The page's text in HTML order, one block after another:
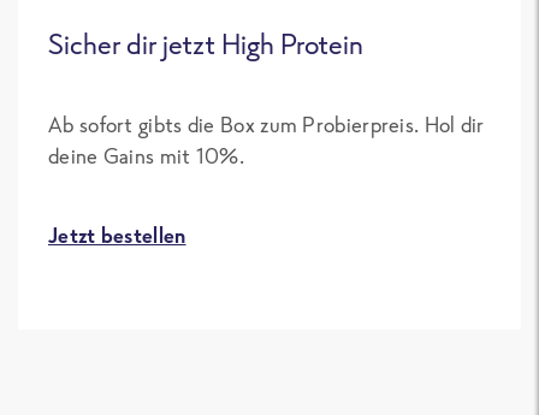
Sicher dir jetzt High Protein
Ab sofort gibts die Box zum Probierpreis. Hol dir
deine Gains mit 10%.
Jetzt bestellen